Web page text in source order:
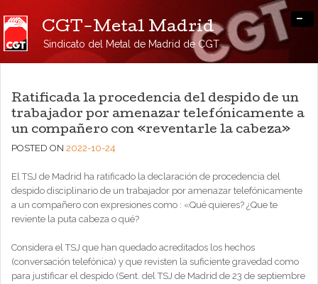
CGT-Metal Madrid
Sindicato del Metal de Madrid de CGT
-
Ratificada la procedencia del despido de un
trabajador por amenazar telefónicamente a
un compañero con «reventarle la cabeza»
POSTED ON 2022-10-24
El TSJ de Madrid ha ratificado la declaración de procedencia del
despido disciplinario de un trabajador por amenazar telefónicamente
a un compañero con expresiones como : «Qué quieres? ¿Que te
reviente la puta cabeza o qué?
Considera el TSJ que han quedado acreditados los hechos
(conversación telefónica) y que revisten la suficiente gravedad como
para justificar el despido (Sent. del TSJ de Madrid de 23 de septiembre